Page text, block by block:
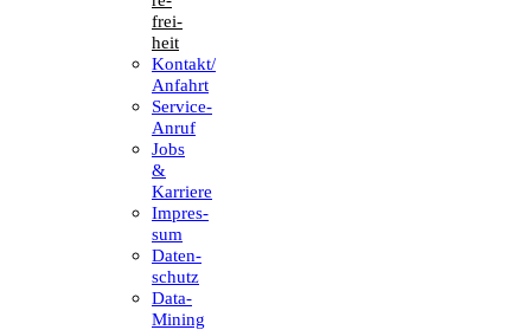
frei­
heit
Kontakt/​​
Anfahrt
Service-
Anruf
Jobs
&
Karriere
Impres­
sum
Daten­
schutz
Data-
Mining